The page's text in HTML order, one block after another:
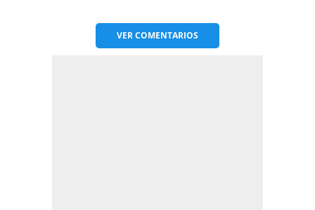
VERCOMENTARIOS